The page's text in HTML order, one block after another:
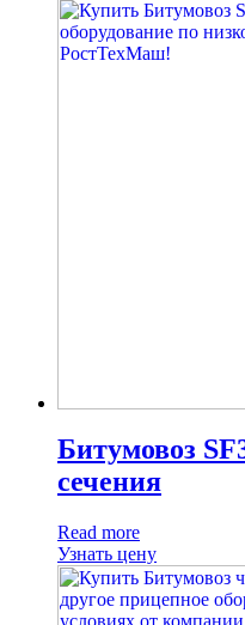
Битумовоз
сечения
Read more
Узнать цену